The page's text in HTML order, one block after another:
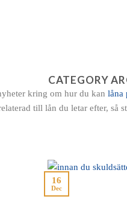
CATEGORY
kring om hur du kan låna
till lån du letar efter, så
16
Dec